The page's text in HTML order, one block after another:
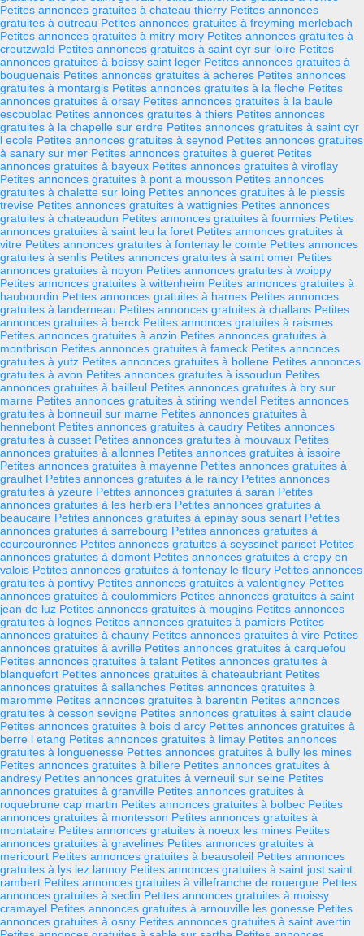
Petites annonces gratuites à chateau thierry Petites annonces
gratuites à outreau Petites annonces gratuites à freyming merlebach
Petites annonces gratuites à mitry mory Petites annonces gratuites à
creutzwald Petites annonces gratuites à saint cyr sur loire Petites
annonces gratuites à boissy saint leger Petites annonces gratuites à
bouguenais Petites annonces gratuites à acheres Petites annonces
gratuites à montargis Petites annonces gratuites à la fleche Petites
annonces gratuites à orsay Petites annonces gratuites à la baule
escoublac Petites annonces gratuites à thiers Petites annonces
gratuites à la chapelle sur erdre Petites annonces gratuites à saint cyr
l ecole Petites annonces gratuites à seynod Petites annonces gratuites
à sanary sur mer Petites annonces gratuites à gueret Petites
annonces gratuites à bayeux Petites annonces gratuites à viroflay
Petites annonces gratuites à pont a mousson Petites annonces
gratuites à chalette sur loing Petites annonces gratuites à le plessis
trevise Petites annonces gratuites à wattignies Petites annonces
gratuites à chateaudun Petites annonces gratuites à fourmies Petites
annonces gratuites à saint leu la foret Petites annonces gratuites à
vitre Petites annonces gratuites à fontenay le comte Petites annonces
gratuites à senlis Petites annonces gratuites à saint omer Petites
annonces gratuites à noyon Petites annonces gratuites à woippy
Petites annonces gratuites à wittenheim Petites annonces gratuites à
haubourdin Petites annonces gratuites à harnes Petites annonces
gratuites à landerneau Petites annonces gratuites à challans Petites
annonces gratuites à berck Petites annonces gratuites à raismes
Petites annonces gratuites à anzin Petites annonces gratuites à
montbrison Petites annonces gratuites à fameck Petites annonces
gratuites à yutz Petites annonces gratuites à bollene Petites annonces
gratuites à avon Petites annonces gratuites à issoudun Petites
annonces gratuites à bailleul Petites annonces gratuites à bry sur
marne Petites annonces gratuites à stiring wendel Petites annonces
gratuites à bonneuil sur marne Petites annonces gratuites à
hennebont Petites annonces gratuites à caudry Petites annonces
gratuites à cusset Petites annonces gratuites à mouvaux Petites
annonces gratuites à allonnes Petites annonces gratuites à issoire
Petites annonces gratuites à mayenne Petites annonces gratuites à
graulhet Petites annonces gratuites à le raincy Petites annonces
gratuites à yzeure Petites annonces gratuites à saran Petites
annonces gratuites à les herbiers Petites annonces gratuites à
beaucaire Petites annonces gratuites à epinay sous senart Petites
annonces gratuites à sarrebourg Petites annonces gratuites à
courcouronnes Petites annonces gratuites à seyssinet pariset Petites
annonces gratuites à domont Petites annonces gratuites à crepy en
valois Petites annonces gratuites à fontenay le fleury Petites annonces
gratuites à pontivy Petites annonces gratuites à valentigney Petites
annonces gratuites à coulommiers Petites annonces gratuites à saint
jean de luz Petites annonces gratuites à mougins Petites annonces
gratuites à lognes Petites annonces gratuites à pamiers Petites
annonces gratuites à chauny Petites annonces gratuites à vire Petites
annonces gratuites à avrille Petites annonces gratuites à carquefou
Petites annonces gratuites à talant Petites annonces gratuites à
blanquefort Petites annonces gratuites à chateaubriant Petites
annonces gratuites à sallanches Petites annonces gratuites à
maromme Petites annonces gratuites à barentin Petites annonces
gratuites à cesson sevigne Petites annonces gratuites à saint claude
Petites annonces gratuites à bois d arcy Petites annonces gratuites à
berre l etang Petites annonces gratuites à limay Petites annonces
gratuites à longuenesse Petites annonces gratuites à bully les mines
Petites annonces gratuites à billere Petites annonces gratuites à
andresy Petites annonces gratuites à verneuil sur seine Petites
annonces gratuites à granville Petites annonces gratuites à
roquebrune cap martin Petites annonces gratuites à bolbec Petites
annonces gratuites à montesson Petites annonces gratuites à
montataire Petites annonces gratuites à noeux les mines Petites
annonces gratuites à gravelines Petites annonces gratuites à
mericourt Petites annonces gratuites à beausoleil Petites annonces
gratuites à lys lez lannoy Petites annonces gratuites à saint just saint
rambert Petites annonces gratuites à villefranche de rouergue Petites
annonces gratuites à seclin Petites annonces gratuites à moissy
cramayel Petites annonces gratuites à arnouville les gonesse Petites
annonces gratuites à osny Petites annonces gratuites à saint avertin